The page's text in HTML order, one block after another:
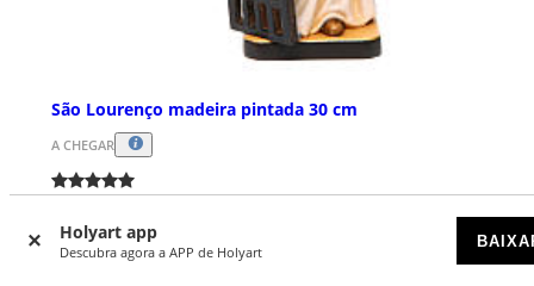
Holyart app
Descubra agora a APP de Holyart
São Lourenço madeira pintada 30 cm
A CHEGAR